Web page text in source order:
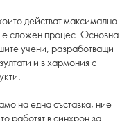
действат максимално
е сложен процес. Основна
учени, разработващи
и в хармония с
на една съставка, ние
работят в синхрон за